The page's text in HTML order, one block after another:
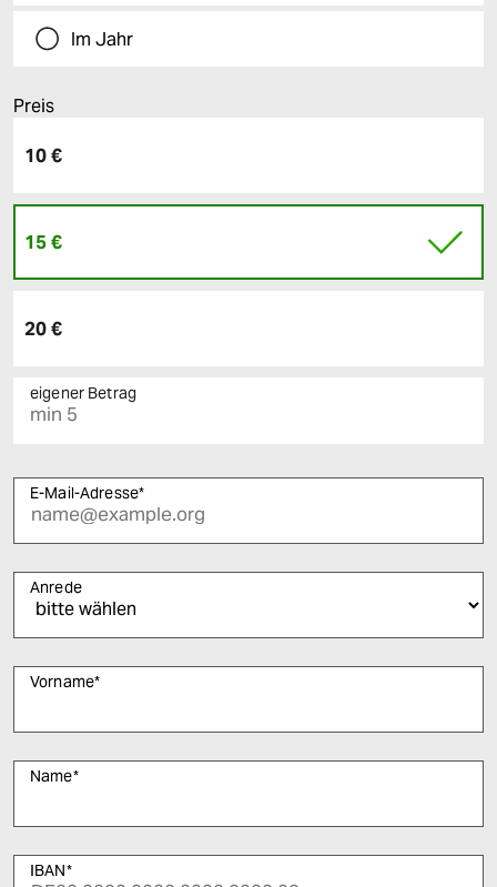
Im Jahr
Preis
10 €
15 €
20 €
eigener Betrag
E-Mail-Adresse*
Anrede
Vorname*
Name*
IBAN*